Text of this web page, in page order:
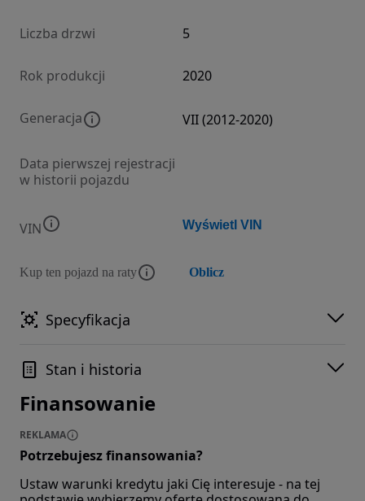
Liczba drzwi 5
Rok produkcji 2020
Generacja VII (2012-2020)
Data pierwszej rejestracji
w historii pojazdu
VIN Wyświetl VIN
Kup ten pojazd na raty Oblicz
Specyfikacja
Stan i historia
Finansowanie
REKLAMA
Potrzebujesz finansowania?
Ustaw warunki kredytu jaki Cię interesuje - na tej